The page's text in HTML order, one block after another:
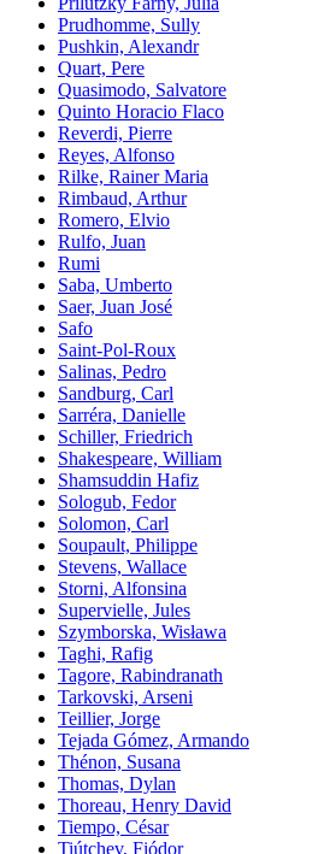
Prudhomme, Sully
Pushkin, Alexandr
Quart, Pere
Quasimodo, Salvatore
Quinto Horacio Flaco
Reverdi, Pierre
Reyes, Alfonso
Rilke, Rainer Maria
Rimbaud, Arthur
Romero, Elvio
Rulfo, Juan
Rumi
Saba, Umberto
Saer, Juan José
Safo
Saint-Pol-Roux
Salinas, Pedro
Sandburg, Carl
Sarréra, Danielle
Schiller, Friedrich
Shakespeare, William
Shamsuddin Hafiz
Sologub, Fedor
Solomon, Carl
Soupault, Philippe
Stevens, Wallace
Storni, Alfonsina
Supervielle, Jules
Szymborska, Wisława
Taghi, Rafig
Tagore, Rabindranath
Tarkovski, Arseni
Teillier, Jorge
Tejada Gómez, Armando
Thénon, Susana
Thomas, Dylan
Thoreau, Henry David
Tiempo, César
Tiútchev, Fiódor